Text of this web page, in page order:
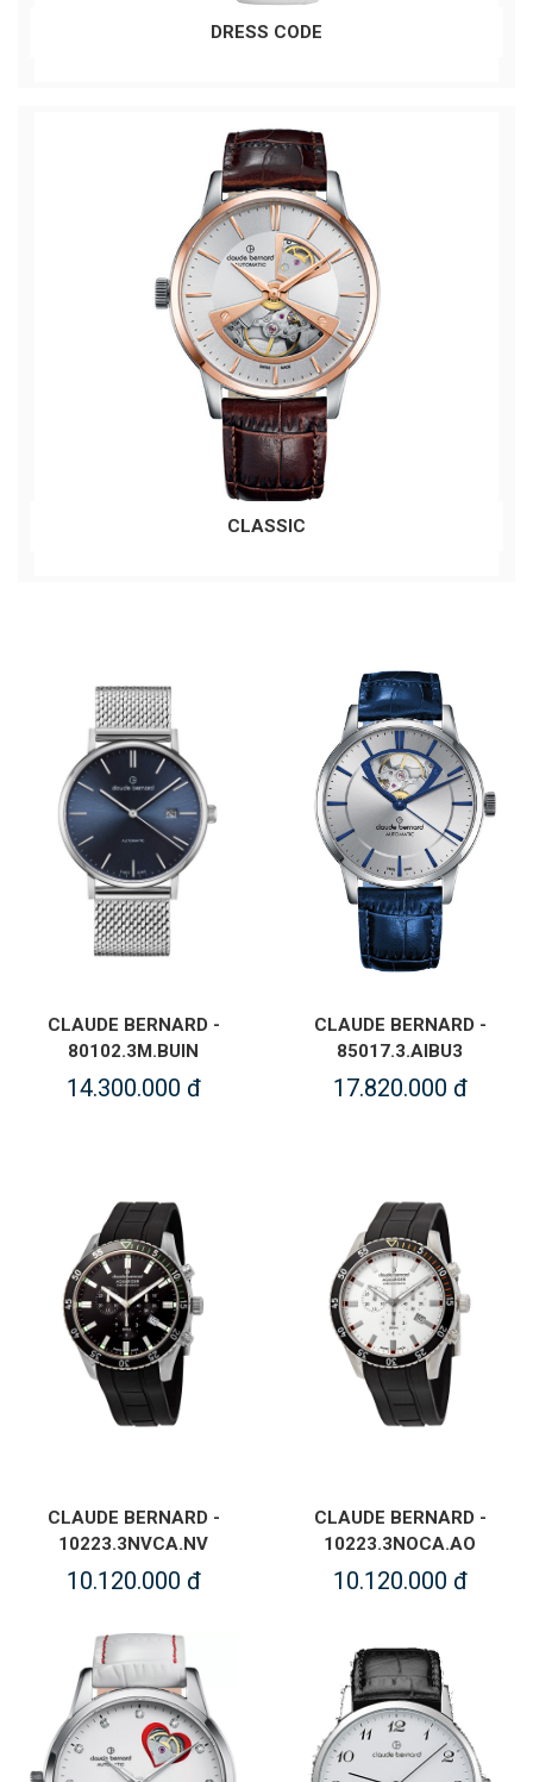
DRESS CODE
CLASSIC
CLAUDE BERNARD -
80102.3M.BUIN
14.300.000 đ
CLAUDE BERNARD -
85017.3.AIBU3
17.820.000 đ
CLAUDE BERNARD -
10223.3NVCA.NV
10.120.000 đ
CLAUDE BERNARD -
10223.3NOCA.AO
10.120.000 đ